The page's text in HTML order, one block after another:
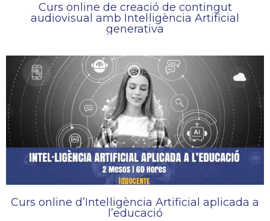
Curs online de creació de contingut
audiovisual amb Intel·ligència Artificial
generativa
Curs online d’Intel·ligència Artificial aplicada a
l’educació